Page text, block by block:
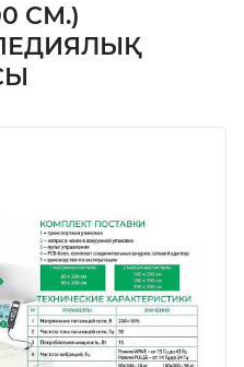
СМ.)